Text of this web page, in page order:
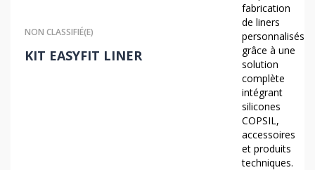
NON CLASSIFIÉ(E)
KIT EASYFIT LINER
fabrication
de liners
personnalisés
grâce à une
solution
complète
intégrant
silicones
COPSIL,
accessoires
et produits
techniques.